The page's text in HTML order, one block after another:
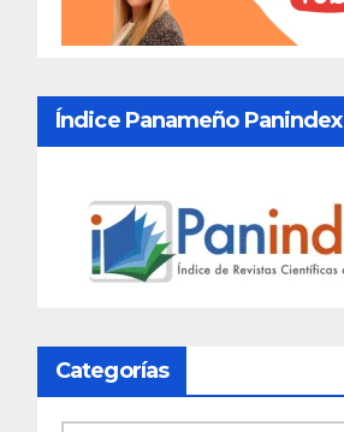
Índice Panameño Panindex
Categorías